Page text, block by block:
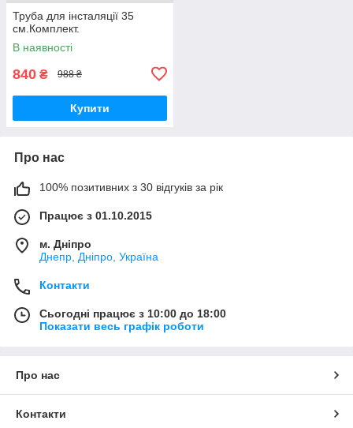
Труба для інсталяції 35
см.Комплект.
В наявності
840 ₴ 988 ₴
Купити
Про нас
100% позитивних з 30 відгуків за рік
Працює з 01.10.2015
м. Дніпро
Днепр, Дніпро, Україна
Контакти
Сьогодні працює з 10:00 до 18:00
Показати весь графік роботи
Про нас
Контакти